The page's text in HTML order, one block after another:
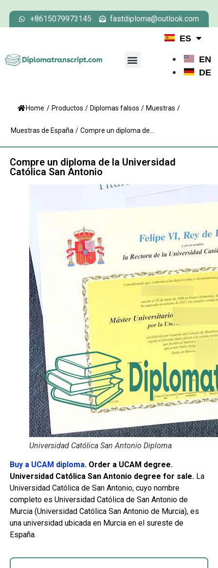
+8615079973145 fastdiploma@outlook.com
ES
EN
DE
Home / Productos / Diplomas falsos / Muestras /
Muestras de España / Compre un diploma de...
Compre un diploma de la Universidad
Católica San Antonio
Universidad Católica San Antonio Diploma
Buy a UCAM diploma. Order a UCAM degree.
Universidad Católica San Antonio degree for sale. La
Universidad Católica de San Antonio, cuyo nombre
completo es Universidad Católica de San Antonio de
Murcia (Universidad Católica San Antonio de Murcia), es
una universidad ubicada en Murcia en el sureste de
España.